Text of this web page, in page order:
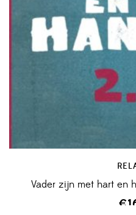
Vader zijn met hart en
€